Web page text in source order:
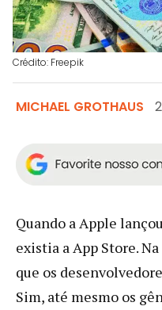
Crédito: Freepik
MICHAEL GROTHAUS
Quando a Apple
existia a App Store.
que os
Sim, até mesmo os